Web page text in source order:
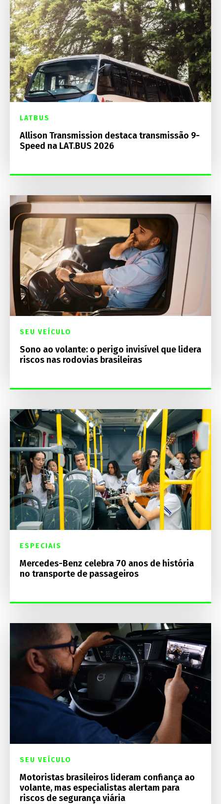
LATBUS
Allison Transmission destaca transmissão 9-
Speed na LAT.BUS 2026
SEU VEÍCULO
Sono ao volante: o perigo invisível que lidera
riscos nas rodovias brasileiras
ESPECIAIS
Mercedes-Benz celebra 70 anos de história
no transporte de passageiros
SEU VEÍCULO
Motoristas brasileiros lideram confiança ao
volante, mas especialistas alertam para
riscos de segurança viária